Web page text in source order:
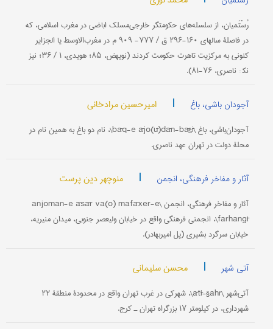
رُسْتَمیان، از سلسله‌های حکومتگر خارجی‌مسلک اباضی در مغرب اسلامی، که
در فاصلۀ سالهای ۱۶۰-۲۹۶ ق / ۷۷۷- ۹۰۹ م در مغرب‌الاوسط یا الجزایر
کنونی به مرکزیت تاهرت حکومت کردند (نویهض، ۸۵؛ هویدی، ۱ / ۳۶؛ نیز
نک‍ : ناصری، ۷۶-۸۱).
آجودان باشی، باغ | امیرحسین مرادخانی
آجودان‌باشی، باغ \bāq-e ājo(ū)dān-bāšī\، نام دو باغ به همین نام در
محلۀ دولت در تهران عهد ناصری.
آثار و مفاخر فرهنگی، انجمن | منوچهر دین‌ پرست
آثار و مفاخر فرهنگی، انجمن \anjoman-e āsār va(o) mafāxer-e
farhangī\، انجمنی فرهنگی واقع در خیابان ولیعصر جنوبی، میدان منیریه،
خیابان سرگرد بشیری (پل امیربهادر).
آتی شهر | محسن سلیمانی
آتی‌شهر \ātī-šahr\، شهرکی در غرب تهران واقع در محدودۀ منطقۀ ۲۲
شهرداری، در کیلومتر ۱۷ بزرگراه تهران ـ کرج.